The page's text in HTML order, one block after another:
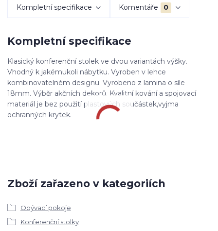
Kompletní specifikace Komentáře 0
Kompletní specifikace
Klasický konferenční stolek ve dvou variantách výšky.
Vhodný k jakémukoli nábytku. Vyroben v lehce
kombinovatelném designu. Vyrobeno z lamina o síle
18mm. Výběr akčních dekorů. Kvalitní kování a spojovací
materiál je bez použití plastových součástek,vyjma
ochranných krytek.
Zboží zařazeno v kategoriích
Obývací pokoje
Konferenční stolky